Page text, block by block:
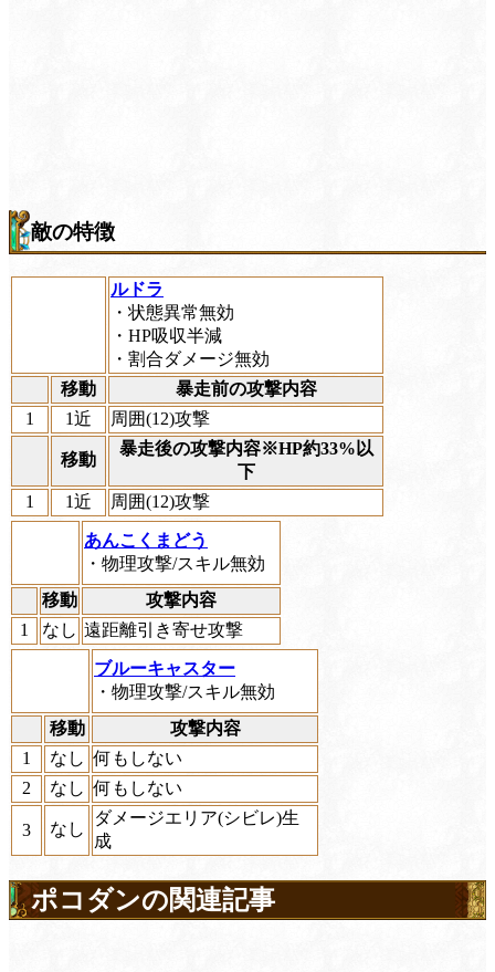
敵の特徴
ルドラ
・状態異常無効
・HP吸収半減
・割合ダメージ無効
移動
暴走前の攻撃内容
1
1近 周囲(12)攻撃
移動
暴走後の攻撃内容※HP約33%以
下
1
1近 周囲(12)攻撃
あんこくまどう
・物理攻撃/スキル無効
移動
攻撃内容
1
なし 遠距離引き寄せ攻撃
ブルーキャスター
・物理攻撃/スキル無効
移動
攻撃内容
1
なし 何もしない
2
なし 何もしない
3 なし
ダメージエリア(シビレ)生
成
ポコダンの関連記事